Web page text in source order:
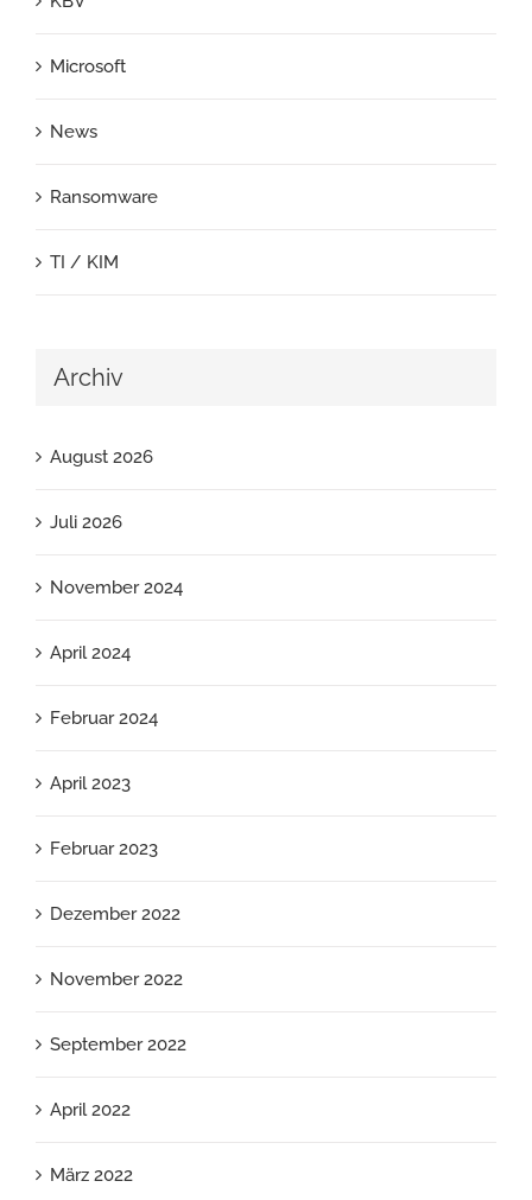
Microsoft
News
Ransomware
TI / KIM
Archiv
August 2026
Juli 2026
November 2024
April 2024
Februar 2024
April 2023
Februar 2023
Dezember 2022
November 2022
September 2022
April 2022
März 2022